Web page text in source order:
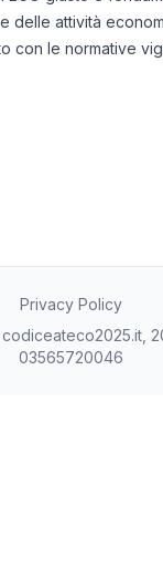
delle attività
con le normative
Privacy Policy
03565720046